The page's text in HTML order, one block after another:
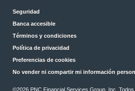
Seguridad
Banca accesible
Términos y condiciones
Política de privacidad
Preferencias de cookies
No vender ni compartir mi información
©2026 PNC Financial Services Group, Inc.